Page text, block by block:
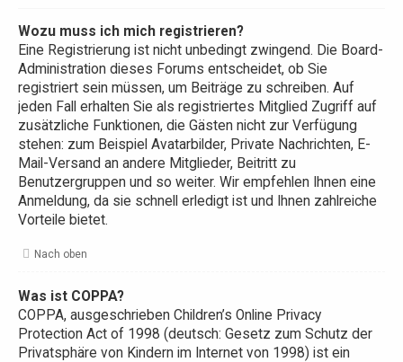
Wozu muss ich mich registrieren?
Eine Registrierung ist nicht unbedingt zwingend. Die Board-
Administration dieses Forums entscheidet, ob Sie
registriert sein müssen, um Beiträge zu schreiben. Auf
jeden Fall erhalten Sie als registriertes Mitglied Zugriff auf
zusätzliche Funktionen, die Gästen nicht zur Verfügung
stehen: zum Beispiel Avatarbilder, Private Nachrichten, E-
Mail-Versand an andere Mitglieder, Beitritt zu
Benutzergruppen und so weiter. Wir empfehlen Ihnen eine
Anmeldung, da sie schnell erledigt ist und Ihnen zahlreiche
Vorteile bietet.
Nach oben
Was ist COPPA?
COPPA, ausgeschrieben Children’s Online Privacy
Protection Act of 1998 (deutsch: Gesetz zum Schutz der
Privatsphäre von Kindern im Internet von 1998) ist ein